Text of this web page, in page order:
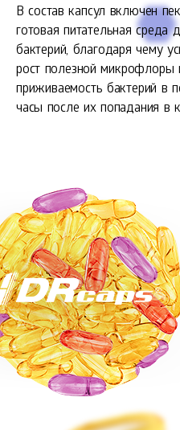
В состав капсул включен
готовая питательная среда
бактерий, благодаря чему
рост полезной микрофлоры
приживаемость бактерий в
часы после их попадания в